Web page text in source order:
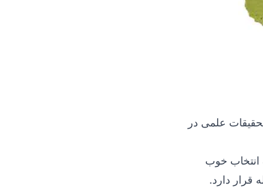
علمی در
انتخاب خوب
قرار دارد.